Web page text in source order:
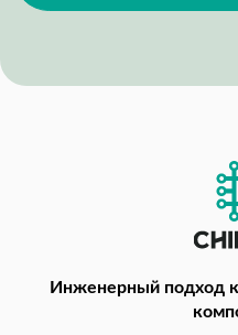
Инженерный подход